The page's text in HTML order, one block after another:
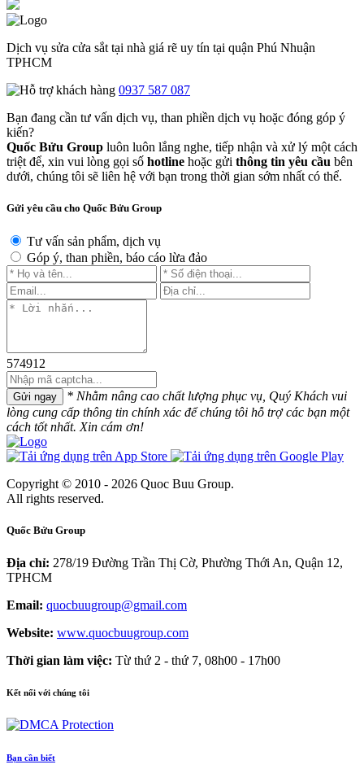
Dịch vụ sửa cửa sắt tại nhà giá rẽ uy tín tại quận Phú Nhuận
TPHCM
0937 587 087
Bạn đang cần tư vấn dịch vụ, than phiền dịch vụ hoặc đóng góp ý
kiến?
Quốc Bửu Group luôn luôn lắng nghe, tiếp nhận và xử lý một cách
triệt để, xin vui lòng gọi số hotline hoặc gửi thông tin yêu cầu bên
dưới, chúng tôi sẽ liên hệ với bạn trong thời gian sớm nhất có thể.
Gửi yêu cầu cho Quốc Bửu Group
Tư vấn sản phẩm, dịch vụ
Góp ý, than phiền, báo cáo lừa đảo
574912
Gửi ngay
* Nhằm nâng cao chất lượng phục vụ, Quý Khách vui
lòng cung cấp thông tin chính xác để chúng tôi hỗ trợ các bạn một
cách tốt nhất. Xin cám ơn!
Copyright © 2010 - 2026 Quoc Buu Group.
All rights reserved.
Quốc Bửu Group
Địa chỉ: 278/19 Đường Trần Thị Cờ, Phường Thới An, Quận 12,
TPHCM
Email: quocbuugroup@gmail.com
Website: www.quocbuugroup.com
Thời gian làm việc: Từ thứ 2 - thứ 7, 08h00 - 17h00
Kết nối với chúng tôi
Bạn cần biết